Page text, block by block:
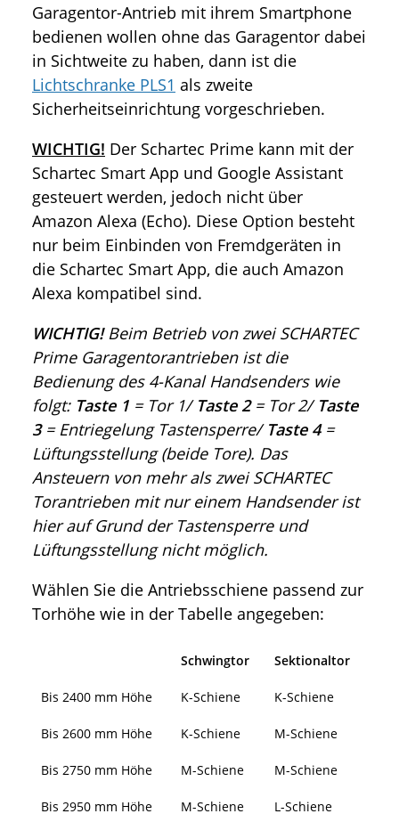
Garagentor-Antrieb mit ihrem Smartphone
bedienen wollen ohne das Garagentor dabei
in Sichtweite zu haben, dann ist die
Lichtschranke PLS1 als zweite
Sicherheitseinrichtung vorgeschrieben.
WICHTIG! Der Schartec Prime kann mit der
Schartec Smart App und Google Assistant
gesteuert werden, jedoch nicht über
Amazon Alexa (Echo). Diese Option besteht
nur beim Einbinden von Fremdgeräten in
die Schartec Smart App, die auch Amazon
Alexa kompatibel sind.
WICHTIG!Beim Betrieb von zwei SCHARTEC
Prime Garagentorantrieben ist die
Bedienung des 4-Kanal Handsenders wie
folgt: Taste 1 = Tor 1/ Taste 2= Tor 2/ Taste
3= Entriegelung Tastensperre/ Taste 4=
Lüftungsstellung (beide Tore). Das
Ansteuern von mehr als zwei SCHARTEC
Torantrieben mit nur einem Handsender ist
hier auf Grund der Tastensperre und
Lüftungsstellung nicht möglich.
Wählen Sie die Antriebsschiene passend zur
Torhöhe wie in der Tabelle angegeben:
Schwingtor Sektionaltor
Bis 2400 mm Höhe K-Schiene K-Schiene
Bis 2600 mm Höhe K-Schiene M-Schiene
Bis 2750 mm Höhe M-Schiene M-Schiene
Bis 2950 mm Höhe M-Schiene L-Schiene